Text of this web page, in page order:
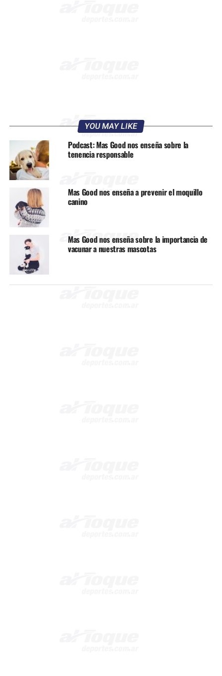
YOU MAY LIKE
Podcast: Mas Good nos enseña sobre la
tenencia responsable
Mas Good nos enseña a prevenir el moquillo
canino
Mas Good nos enseña sobre la importancia de
vacunar a nuestras mascotas